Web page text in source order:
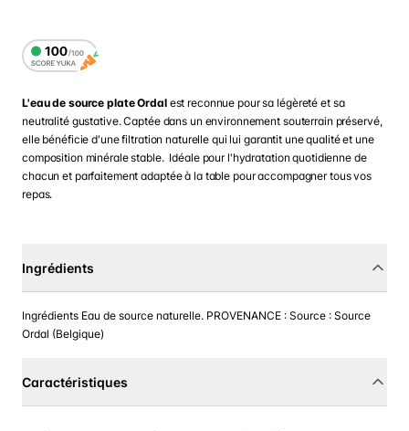
L'eau de source plate Ordalest reconnue pour sa légèreté et sa
neutralité gustative. Captée dans un environnement souterrain préservé,
elle bénéficie d'une filtration naturelle qui lui garantit une qualité et une
composition minérale stable. Idéale pour l'hydratation quotidienne de
chacun et parfaitement adaptée à la table pour accompagner tous vos
repas.
Ingrédients
Ingrédients Eau de source naturelle. PROVENANCE : Source : Source
Ordal (Belgique)
Caractéristiques